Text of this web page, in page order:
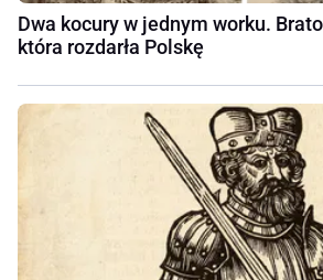
Dwa kocury w jednym worku.
która rozdarła Polskę